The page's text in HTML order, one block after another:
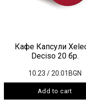
Кафе Капсули
Deciso 20 бр.
10.23 / 20.01BGN
Add to cart